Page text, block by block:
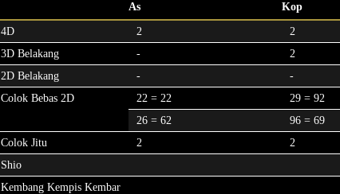
As Kop
4D 2 2
3D Belakang
- 2
2D Belakang
- -
Colok Bebas 2D
22 = 22 29 = 92
26 = 62
96 = 69
Colok Jitu
2 2
Shio
Kembang Kempis Kembar